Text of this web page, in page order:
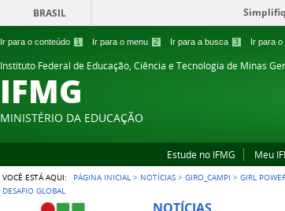
Ir para o conteúdo 1 Ir para o menu 2 Ir para a busca 3 Ir para o
BRASIL
Instituto Federal de Educação, Ciência e Tecnologia de Minas
IFMG
MINISTÉRIO DA EDUCAÇÃO
Estude no IFMG Meu
VOCÊ ESTÁ AQUI: PÁGINA INICIAL > NOTÍCIAS >GIRO_CAMPI >GIRL
DESAFIO GLOBAL
NOTÍCIAS